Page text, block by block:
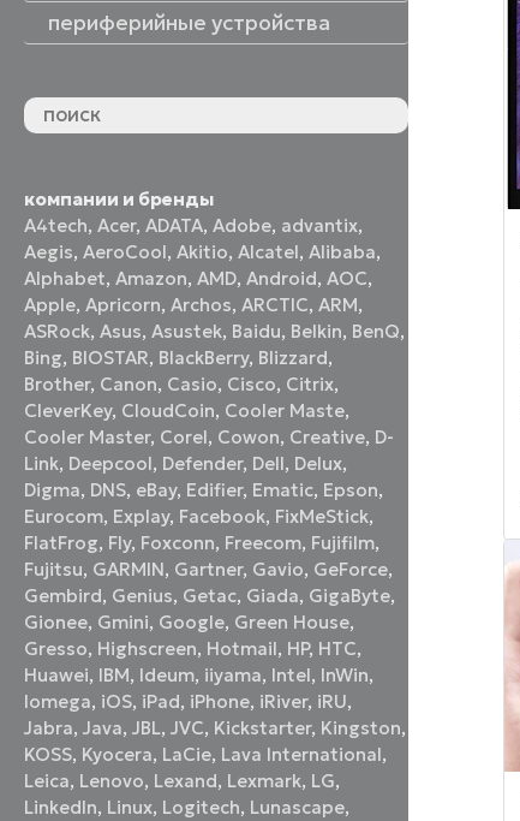
периферийные устройства
компании и бренды
A4tech,Acer,ADATA,Adobe, advantix,
Aegis,AeroCool,Akitio,Alcatel,Alibaba,
Alphabet,Amazon,AMD,Android,AOC,
Apple,Apricorn,Archos,ARCTIC,ARM,
ASRock,Asus,Asustek, Baidu, Belkin, BenQ,
Bing, BIOSTAR, BlackBerry, Blizzard,
Brother, Canon, Casio, Cisco, Citrix,
CleverKey, CloudCoin, Cooler Maste,
Cooler Master, Corel, Cowon, Creative, D-
Link, Deepcool, Defender, Dell, Delux,
Digma, DNS, eBay, Edifier, Ematic, Epson,
Eurocom, Explay, Facebook, FixMeStick,
FlatFrog, Fly, Foxconn, Freecom, Fujifilm,
Fujitsu, GARMIN, Gartner, Gavio, GeForce,
Gembird, Genius, Getac, Giada, GigaByte,
Gionee, Gmini, Google, Green House,
Gresso, Highscreen, Hotmail, HP, HTC,
Huawei, IBM, Ideum, iiyama, Intel, InWin,
Iomega, iOS, iPad, iPhone, iRiver, iRU,
Jabra,Java,JBL,JVC, Kickstarter, Kingston,
KOSS, Kyocera, LaCie, Lava International,
Leica, Lenovo, Lexand, Lexmark, LG,
LinkedIn, Linux, Logitech, Lunascape,